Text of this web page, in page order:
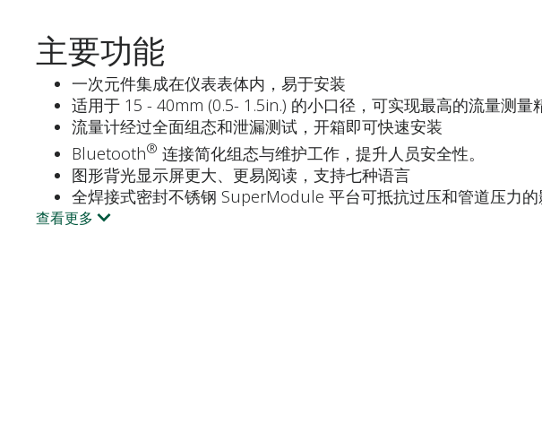
主要功能
一次元件集成在仪表表体内，易于安装
适用于 15 - 40mm (0.5- 1.5in.) 的小口径，可实现最高的流量测量
流量计经过全面组态和泄漏测试，开箱即可快速安装
Bluetooth® 连接简化组态与维护工作，提升人员安全性。
图形背光显示屏更大、更易阅读，支持七种语言
全焊接式密封不锈钢 SuperModule 平台可抵抗过压和管道压力的
查看更多